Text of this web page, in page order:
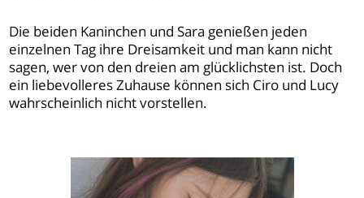
Die beiden Kaninchen und Sara genießen jeden
einzelnen Tag ihre Dreisamkeit und man kann nicht
sagen, wer von den dreien am glücklichsten ist. Doch
ein liebevolleres Zuhause können sich Ciro und Lucy
wahrscheinlich nicht vorstellen.